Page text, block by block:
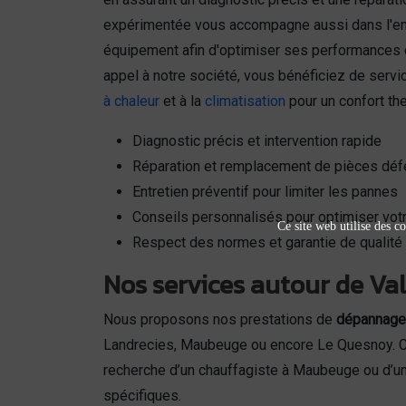
expérimentée vous accompagne aussi dans
équipement afin d'optimiser ses performances
appel à notre société, vous bénéficiez de
à chaleur et à la climatisation pour un confort
Diagnostic précis et intervention rapide
Réparation et remplacement de pièces
Entretien préventif pour limiter les pannes
Conseils personnalisés pour optimiser
Respect des normes et garantie de qualité
Nos services autour de
Nous proposons nos prestations de
Landrecies, Maubeuge ou encore Le
recherche d’un chauffagiste à Maubeuge ou
spécifiques.
Ce site web utilise des